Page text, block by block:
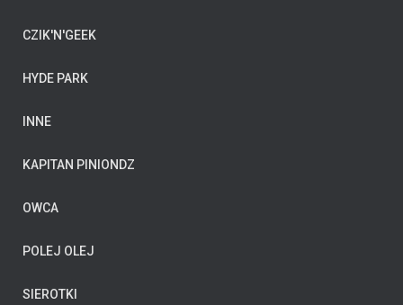
CZIK'N'GEEK
HYDE PARK
INNE
KAPITAN PINIONDZ
OWCA
POLEJ OLEJ
SIEROTKI